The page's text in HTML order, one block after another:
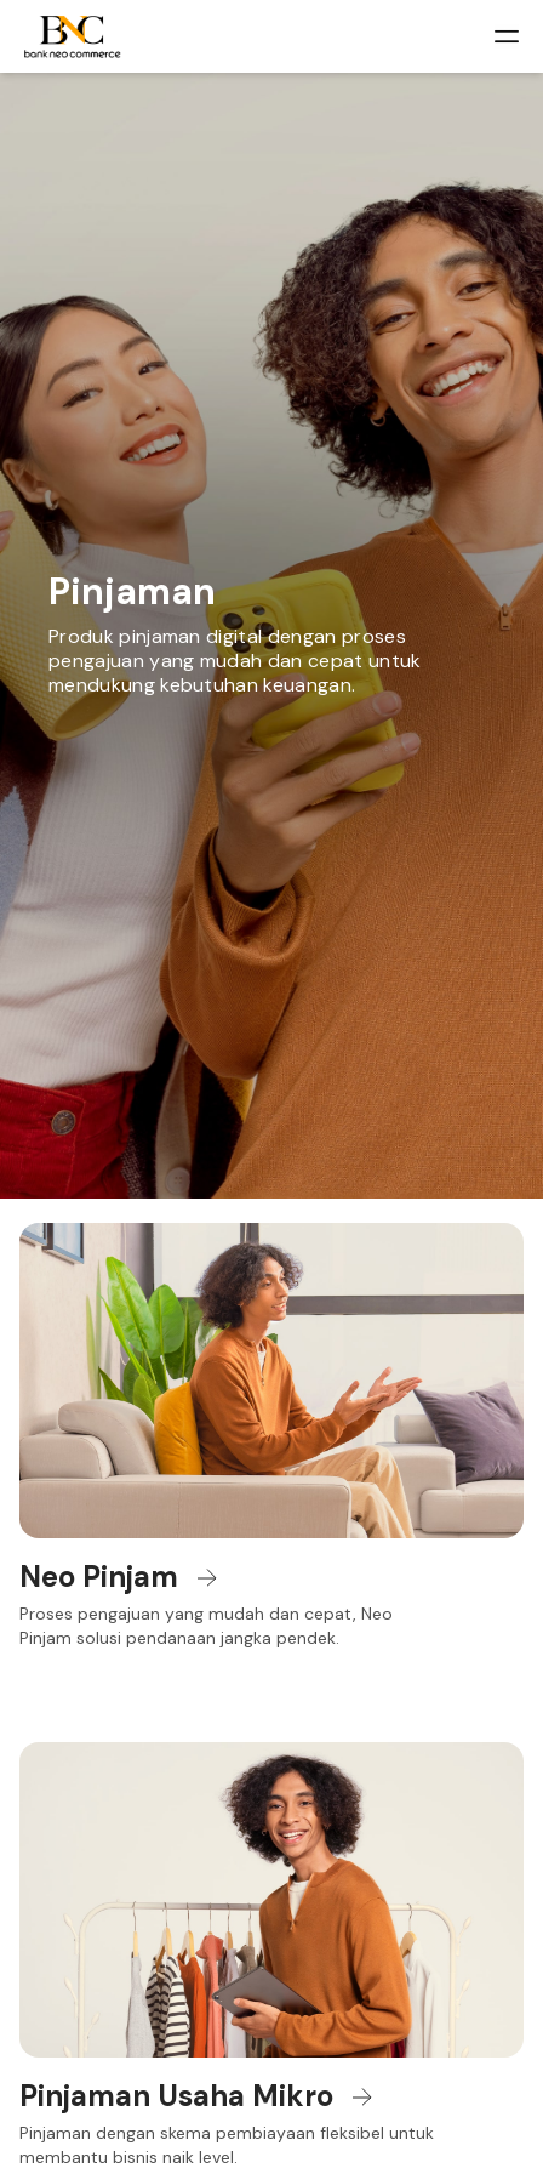
Pinjaman
Produk pinjaman digital dengan proses
pengajuan yang mudah dan cepat untuk
mendukung kebutuhan keuangan.
Neo Pinjam
Proses pengajuan yang mudah dan cepat, Neo
Pinjam solusi pendanaan jangka pendek.
Pinjaman Usaha Mikro
Pinjaman dengan skema pembiayaan fleksibel untuk
membantu bisnis naik level.